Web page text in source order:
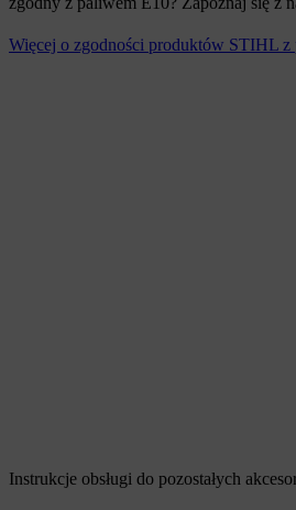
Więcej o zgodności produktów STIHL z
Instrukcje obsługi do pozostałych